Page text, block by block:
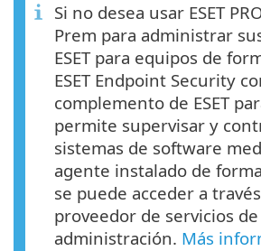
Si no desea usar ESET
Prem para administrar
ESET para equipos de
ESET Endpoint Security
complemento de ESET
permite supervisar y
sistemas de software
agente instalado de
se puede acceder a
proveedor de servicios de
administración. Más